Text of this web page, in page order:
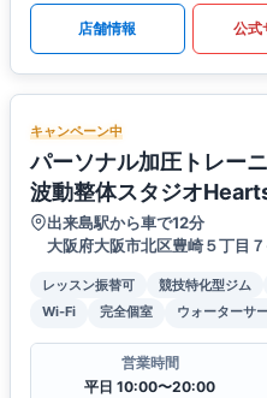
店舗情報 公式
キャンペーン中
パーソナル加圧トレー
波動整体スタジオ
出来島駅から車で12分
大阪府大阪市北区豊崎５丁目
レッスン振替可 競技特化型ジム
Wi-Fi
完全個室 ウォーターサ
営業時間
平日 10:00〜20:00